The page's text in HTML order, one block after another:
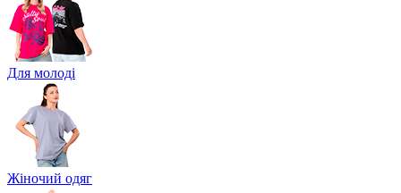
Для молоді
Жіночий одяг